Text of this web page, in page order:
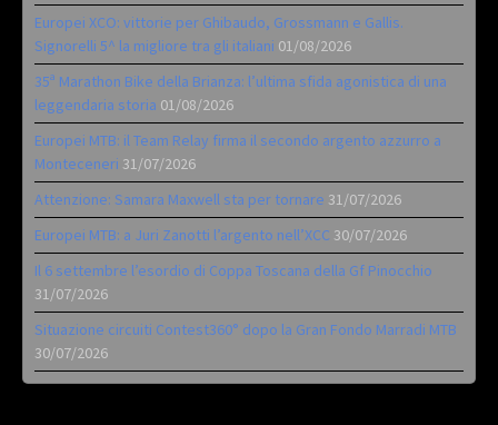
Europei XCO: vittorie per Ghibaudo, Grossmann e Gallis.
Signorelli 5^ la migliore tra gli italiani 01/08/2026
35ª Marathon Bike della Brianza: l’ultima sfida agonistica di una
leggendaria storia 01/08/2026
Europei MTB: il Team Relay firma il secondo argento azzurro a
Monteceneri 31/07/2026
Attenzione: Samara Maxwell sta per tornare 31/07/2026
Europei MTB: a Juri Zanotti l’argento nell’XCC 30/07/2026
Il 6 settembre l’esordio di Coppa Toscana della Gf Pinocchio
31/07/2026
Situazione circuiti Contest360° dopo la Gran Fondo Marradi MTB
30/07/2026